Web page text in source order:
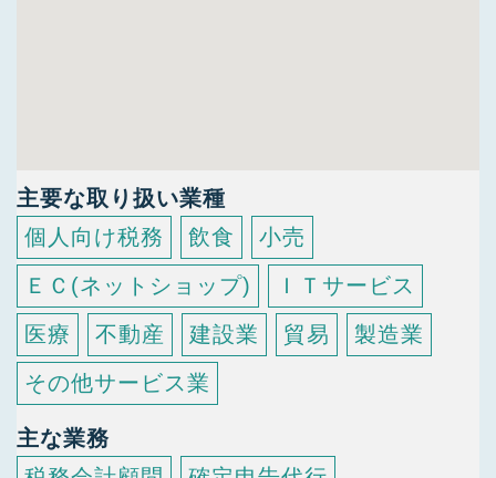
主要な取り扱い業種
個人向け税務
飲食
小売
ＥＣ(ネットショップ)
ＩＴサービス
医療
不動産 建設業 貿易
製造業
その他サービス業
主な業務